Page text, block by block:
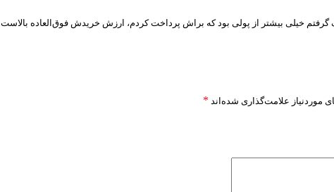
گرفتم خیلی بیشتر از پولی بود که براش پرداخت کردم، ارزش خریدش فوق‌العاده بالاست
موردنیاز علامت‌گذاری شده‌اند *